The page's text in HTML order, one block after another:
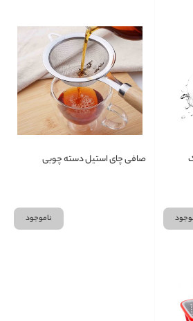
صافی چای استیل دسته چوبی
ناموجود